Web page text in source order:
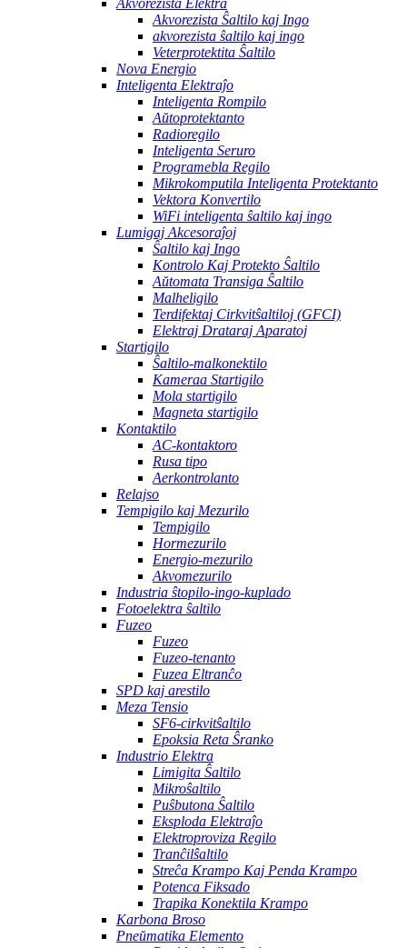
Akvorezista Elektra
Akvorezista Ŝaltilo kaj Ingo
akvorezista ŝaltilo kaj ingo
Veterprotektita Ŝaltilo
Nova Energio
Inteligenta Elektraĵo
Inteligenta Rompilo
Aŭtoprotektanto
Radioregilo
Inteligenta Seruro
Programebla Regilo
Mikrokomputila Inteligenta Protektanto
Vektora Konvertilo
WiFi inteligenta ŝaltilo kaj ingo
Lumigaj Akcesoraĵoj
Ŝaltilo kaj Ingo
Kontrolo Kaj Protekto Ŝaltilo
Aŭtomata Transiga Ŝaltilo
Malheligilo
Terdifektaj Cirkvitŝaltiloj (GFCI)
Elektraj Drataraj Aparatoj
Startigilo
Ŝaltilo-malkonektilo
Kameraa Startigilo
Mola startigilo
Magneta startigilo
Kontaktilo
AC-kontaktoro
Rusa tipo
Aerkontrolanto
Relajso
Tempigilo kaj Mezurilo
Tempigilo
Hormezurilo
Energio-mezurilo
Akvomezurilo
Industria ŝtopilo-ingo-kuplado
Fotoelektra ŝaltilo
Fuzeo
Fuzeo
Fuzeo-tenanto
Fuzea Eltranĉo
SPD kaj arestilo
Meza Tensio
SF6-cirkvitŝaltilo
Epoksia Reta Ŝranko
Industrio Elektra
Limigita Ŝaltilo
Mikroŝaltilo
Puŝbutona Ŝaltilo
Eksploda Elektraĵo
Elektroproviza Regilo
Tranĉilŝaltilo
Streĉa Krampo Kaj Penda Krampo
Potenca Fiksado
Trapika Konektila Krampo
Karbona Broso
Pneŭmatika Elemento